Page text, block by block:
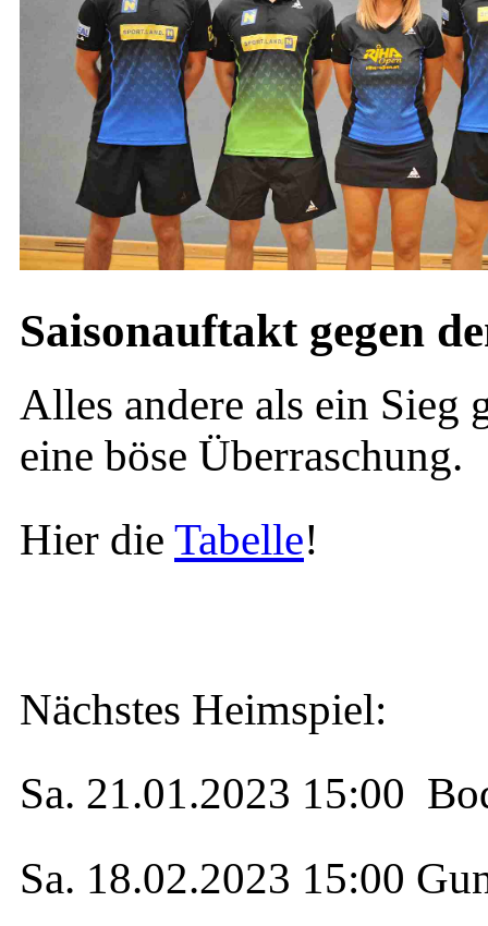
Saisonauftakt gegen
Alles andere als ein Sieg
eine böse Überraschung.
Hier die Tabelle!
Nächstes Heimspiel:
Sa. 21.01.2023 15:00
Sa. 18.02.2023 15:00